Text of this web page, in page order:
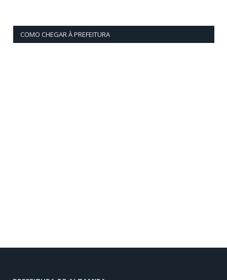
COMO CHEGAR À PREFEITURA